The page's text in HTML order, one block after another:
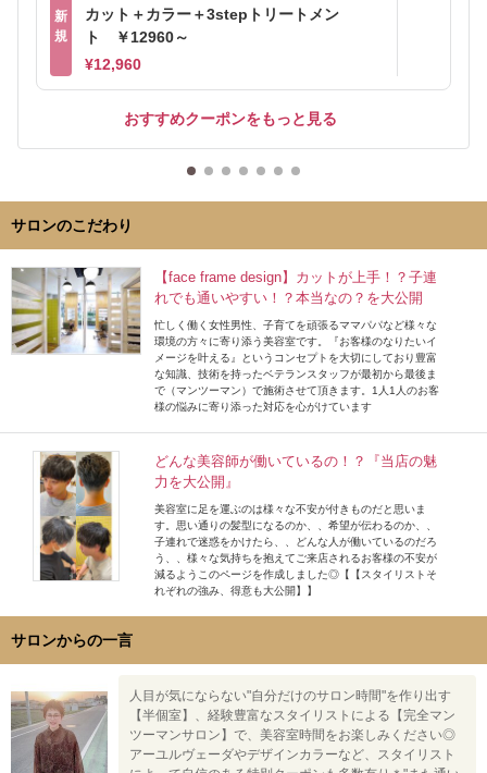
新
規
カット＋カラー＋3stepトリートメン
ト ￥12960～
¥12,960
おすすめクーポンをもっと見る
サロンのこだわり
【face frame design】カットが上手！？子連
れでも通いやすい！？本当なの？を大公開
忙しく働く女性男性、子育てを頑張るママパパなど様々な
環境の方々に寄り添う美容室です。『お客様のなりたいイ
メージを叶える』というコンセプトを大切にしており豊富
な知識、技術を持ったベテランスタッフが最初から最後ま
で（マンツーマン）で施術させて頂きます。1人1人のお客
様の悩みに寄り添った対応を心がけています
どんな美容師が働いているの！？『当店の魅
力を大公開』
美容室に足を運ぶのは様々な不安が付きものだと思いま
す。思い通りの髪型になるのか、、希望が伝わるのか、、
子連れで迷惑をかけたら、、どんな人が働いているのだろ
う、、様々な気持ちを抱えてご来店されるお客様の不安が
減るようこのページを作成しました◎【【スタイリストそ
れぞれの強み、得意も大公開】】
サロンからの一言
人目が気にならない"自分だけのサロン時間"を作り出す
【半個室】、経験豊富なスタイリストによる【完全マン
ツーマンサロン】で、美容室時間をお楽しみください◎
アーユルヴェーダやデザインカラーなど、スタイリスト